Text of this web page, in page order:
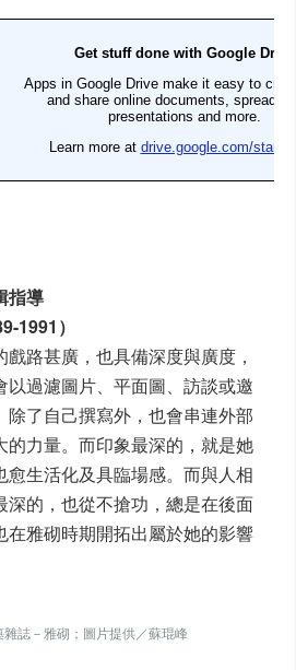
指導
1991）
路甚廣，也具備深度與廣度，
以過濾圖片、平面圖、訪談或邀
了自己撰寫外，也會串連外部
的力量。而印象最深的，就是她
愈生活化及具臨場感。而與人相
深的，也從不搶功，總是在後面
在雅砌時期開拓出屬於她的影響
誌－雅砌；圖片提供／蘇琨峰